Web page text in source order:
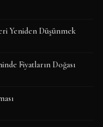
Yeniden Düşünmek
Fiyatların Doğası